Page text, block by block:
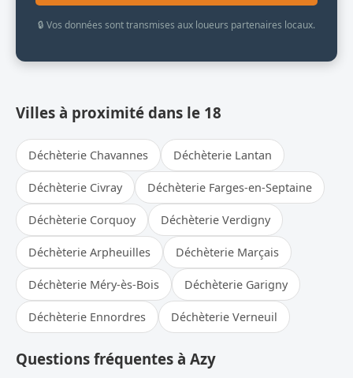
🔒 Vos données sont transmises aux loueurs partenaires locaux.
Villes à proximité dans le 18
Déchèterie Chavannes Déchèterie Lantan
Déchèterie Civray Déchèterie Farges-en-Septaine
Déchèterie Corquoy Déchèterie Verdigny
Déchèterie Arpheuilles Déchèterie Marçais
Déchèterie Méry-ès-Bois Déchèterie Garigny
Déchèterie Ennordres Déchèterie Verneuil
Questions fréquentes à Azy